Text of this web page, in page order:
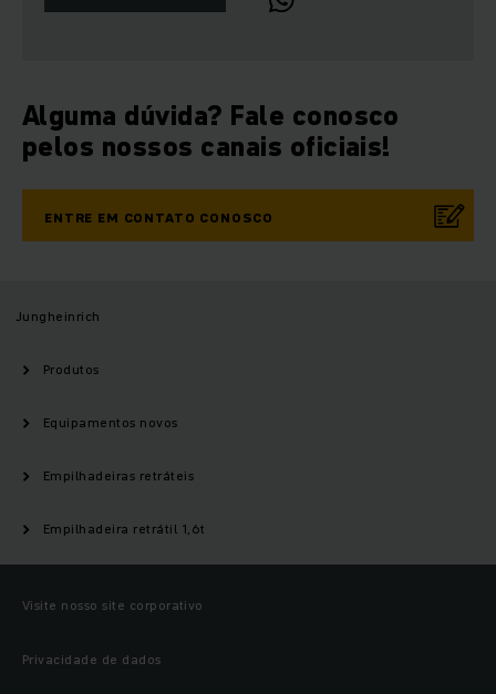
Alguma dúvida? Fale conosco
pelos nossos canais oficiais!
ENTRE EM CONTATO CONOSCO
Jungheinrich
Produtos
Equipamentos novos
Empilhadeiras retráteis
Empilhadeira retrátil 1,6t
Visite nosso site corporativo
Privacidade de dados